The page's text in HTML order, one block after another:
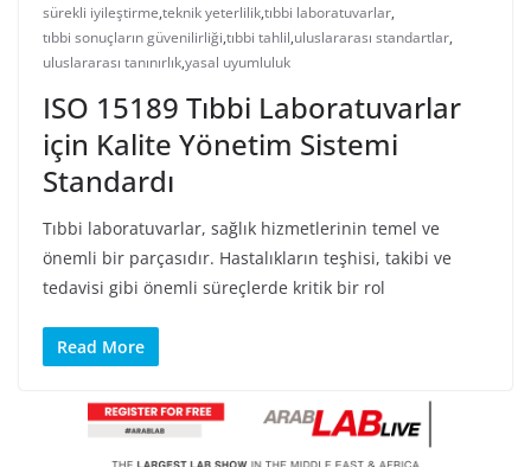
sürekli iyileştirme,teknik yeterlilik,tıbbi laboratuvarlar,
tıbbi sonuçların güvenilirliği,tıbbi tahlil,uluslararası standartlar,
uluslararası tanınırlık,yasal uyumluluk
ISO 15189 Tıbbi Laboratuvarlar
için Kalite Yönetim Sistemi
Standardı
Tıbbi laboratuvarlar, sağlık hizmetlerinin temel ve
önemli bir parçasıdır. Hastalıkların teşhisi, takibi ve
tedavisi gibi önemli süreçlerde kritik bir rol
Read More